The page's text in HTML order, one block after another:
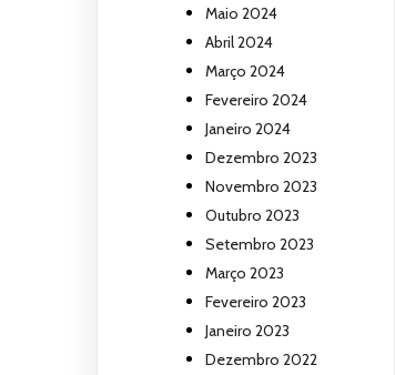
Maio 2024
Abril 2024
Março 2024
Fevereiro 2024
Janeiro 2024
Dezembro 2023
Novembro 2023
Outubro 2023
Setembro 2023
Março 2023
Fevereiro 2023
Janeiro 2023
Dezembro 2022